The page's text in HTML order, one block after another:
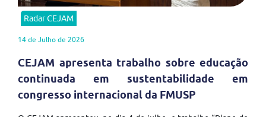
Radar CEJAM
14 de Julho de 2026
CEJAM apresenta trabalho sobre educação
continuada em sustentabilidade em
congresso internacional da FMUSP